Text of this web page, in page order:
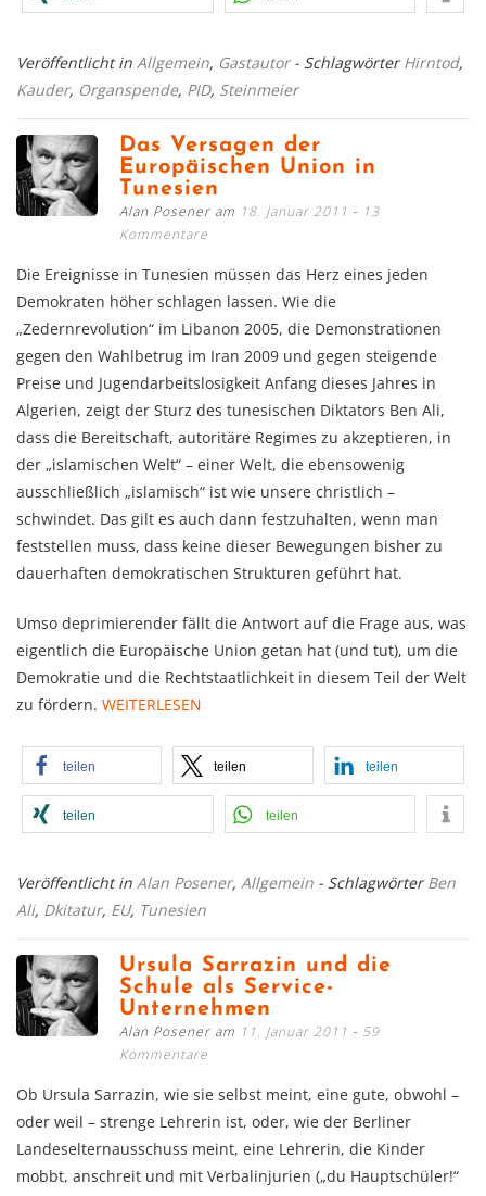
Veröffentlicht in Allgemein, Gastautor - SchlagwörterHirntod,
Kauder, Organspende, PID, Steinmeier
Das Versagen der
Europäischen Union in
Tunesien
Alan Posener am 18. Januar 2011
13
Kommentare
Die Ereignisse in Tunesien müssen das Herz eines jeden
Demokraten höher schlagen lassen. Wie die
„Zedernrevolution“ im Libanon 2005, die Demonstrationen
gegen den Wahlbetrug im Iran 2009 und gegen steigende
Preise und Jugendarbeitslosigkeit Anfang dieses Jahres in
Algerien, zeigt der Sturz des tunesischen Diktators Ben Ali,
dass die Bereitschaft, autoritäre Regimes zu akzeptieren, in
der „islamischen Welt“ – einer Welt, die ebensowenig
ausschließlich „islamisch“ ist wie unsere christlich –
schwindet. Das gilt es auch dann festzuhalten, wenn man
feststellen muss, dass keine dieser Bewegungen bisher zu
dauerhaften demokratischen Strukturen geführt hat.
Umso deprimierender fällt die Antwort auf die Frage aus, was
eigentlich die Europäische Union getan hat (und tut), um die
Demokratie und die Rechtstaatlichkeit in diesem Teil der Welt
zu fördern. WEITERLESEN
teilen teilen teilen
teilen teilen
Veröffentlicht in Alan Posener, Allgemein - SchlagwörterBen
Ali, Dkitatur, EU, Tunesien
Ursula Sarrazin und die
Schule als Service-
Unternehmen
Alan Posener am 11. Januar 2011
59
Kommentare
Ob Ursula Sarrazin, wie sie selbst meint, eine gute, obwohl –
oder weil – strenge Lehrerin ist, oder, wie der Berliner
Landeselternausschuss meint, eine Lehrerin, die Kinder
mobbt, anschreit und mit Verbalinjurien („du Hauptschüler!“